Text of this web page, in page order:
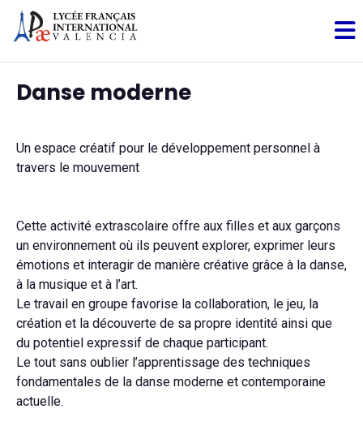
Danse moderne
Un espace créatif pour le développement personnel à
travers le mouvement
Cette activité extrascolaire offre aux filles et aux garçons
un environnement où ils peuvent explorer, exprimer leurs
émotions et interagir de manière créative grâce à la danse,
à la musique et à l’art.
Le travail en groupe favorise la collaboration, le jeu, la
création et la découverte de sa propre identité ainsi que
du potentiel expressif de chaque participant.
Le tout sans oublier l’apprentissage des techniques
fondamentales de la danse moderne et contemporaine
actuelle.